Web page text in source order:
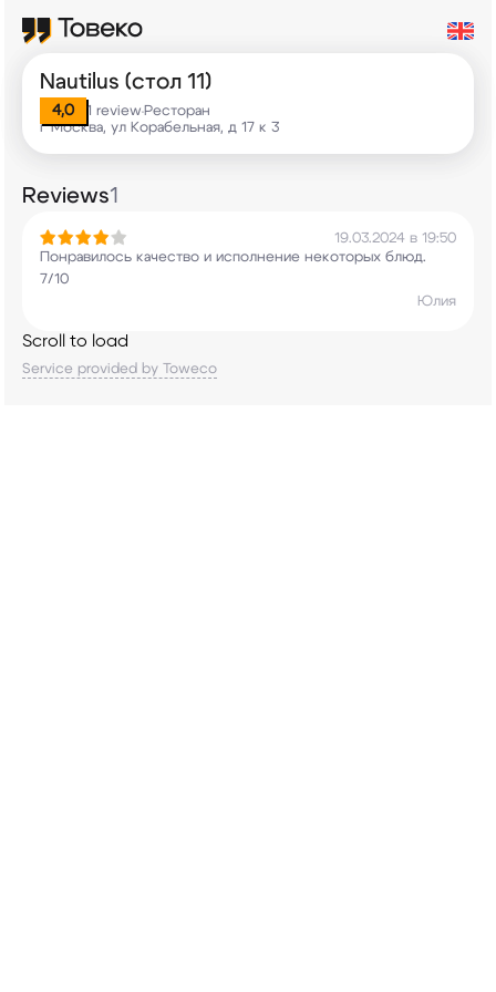
Nautilus (стол 11)
4,0 1 review•Ресторан
г Москва, ул Корабельная, д 17 к 3
Reviews1
19.03.2024 в 19:50
Понравилось качество и исполнение некоторых блюд.
7/10
Юлия
Scroll to load
Service provided by Toweco